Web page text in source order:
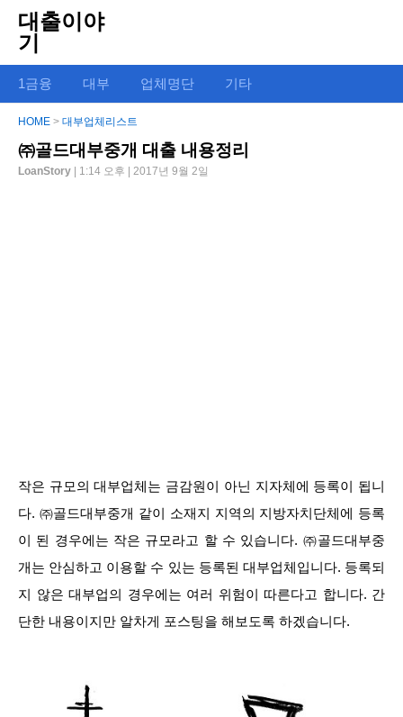
대출이야
기
1금융 대부 업체명단 기타
HOME > 대부업체리스트
㈜골드대부중개 대출 내용정리
LoanStory | 1:14 오후 | 2017년 9월 2일
작은 규모의 대부업체는 금감원이 아닌 지자체에 등록이 됩니
다. ㈜골드대부중개 같이 소재지 지역의 지방자치단체에 등록
이 된 경우에는 작은 규모라고 할 수 있습니다. ㈜골드대부중
개는 안심하고 이용할 수 있는 등록된 대부업체입니다. 등록되
지 않은 대부업의 경우에는 여러 위험이 따른다고 합니다. 간
단한 내용이지만 알차게 포스팅을 해보도록 하겠습니다.